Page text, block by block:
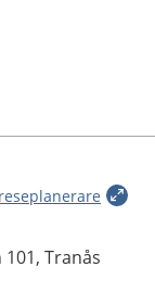
Tranås